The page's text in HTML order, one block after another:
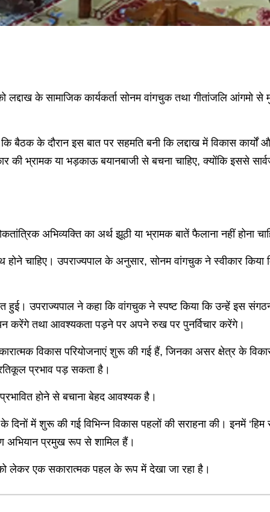
लद्दाख के सामाजिक कार्यकर्ता सोनम वांगचुक तथा गीतांजलि आंगमो
के दौरान इस बात पर सहमति बनी कि लद्दाख में विकास कार्यों
की भ्रामक या भड़काऊ बयानबाजी से बचना चाहिए, क्योंकि इससे
अभिव्यक्ति का अर्थ झूठी या भ्रामक बातें फैलाना नहीं होना
होने चाहिए। उपराज्यपाल के अनुसार, सोनम वांगचुक ने स्वीकार
हुई। उपराज्यपाल ने कहा कि वांगचुक ने स्पष्ट किया कि उन्हें इस
करेंगे तथा आवश्यकता पड़ने पर अपने रुख पर पुनर्विचार करेंगे।
विकास परियोजनाएं शुरू की गई हैं, जिनका असर क्षेत्र के
प्रभाव पड़ सकता है।
होने से बचाना बेहद आवश्यक है।
में शुरू की गई विभिन्न विकास पहलों की सराहना की। इनमें ‘हिम
अभियान प्रमुख रूप से शामिल हैं।
लेकर एक सकारात्मक पहल के रूप में देखा जा रहा है।